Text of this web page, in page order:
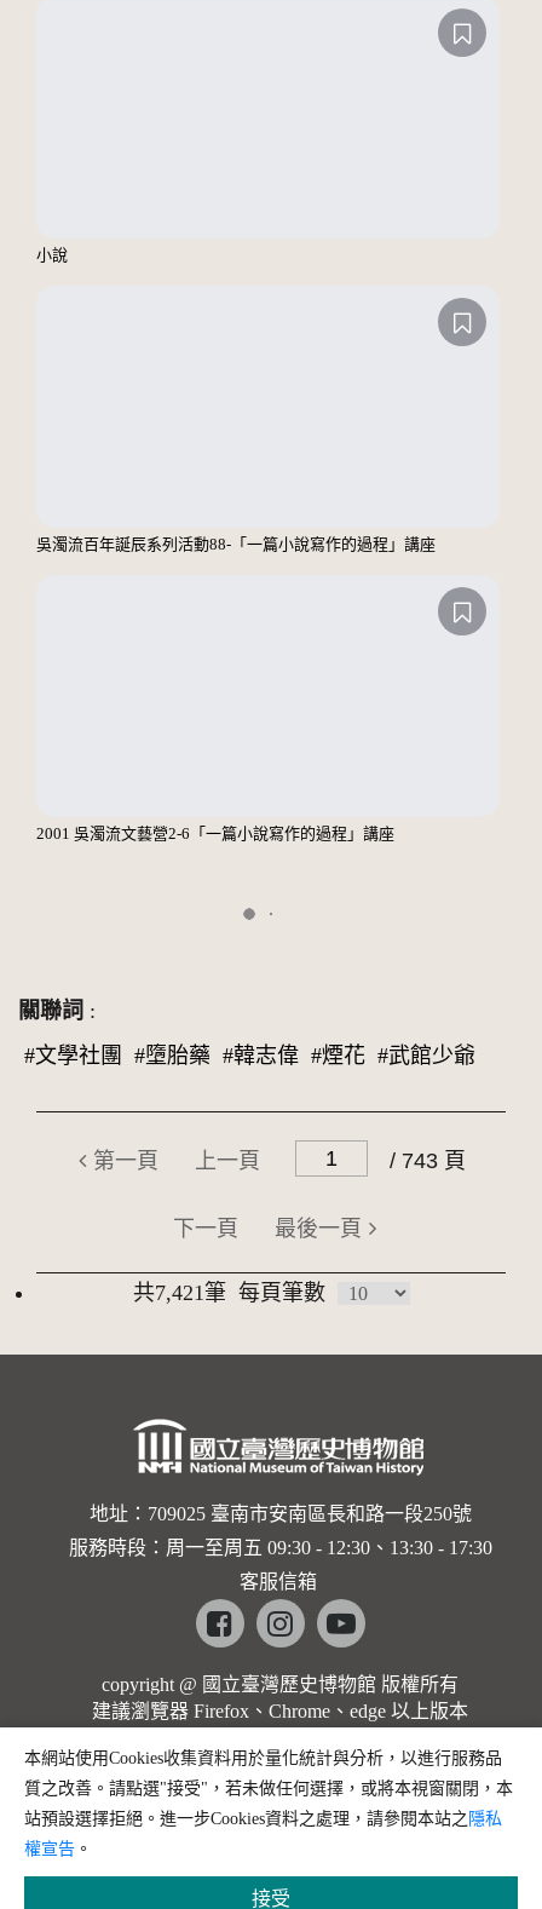
小說
吳濁流百年誕辰系列活動88-「一篇小說寫作的過程」講座
2001 吳濁流文藝營2-6「一篇小說寫作的過程」講座
關聯詞 :
#文學社團
#墮胎藥 #韓志偉 #煙花 #武館少爺
第一頁 上一頁 / 743 頁
下一頁 最後一頁
共7,421筆 每頁筆數
地址：709025 臺南市安南區長和路一段250號
服務時段：周一至周五 09:30 - 12:30、13:30 - 17:30
客服信箱
Facebookinstagramyoutube
copyright @ 國立臺灣歷史博物館 版權所有
建議瀏覽器 Firefox、Chrome、edge 以上版本
本網站使用Cookies收集資料用於量化統計與分析，以進行服務品
質之改善。請點選"接受"，若未做任何選擇，或將本視窗關閉，本
站預設選擇拒絕。進一步Cookies資料之處理，請參閱本站之 隱私
權宣告 。
接受